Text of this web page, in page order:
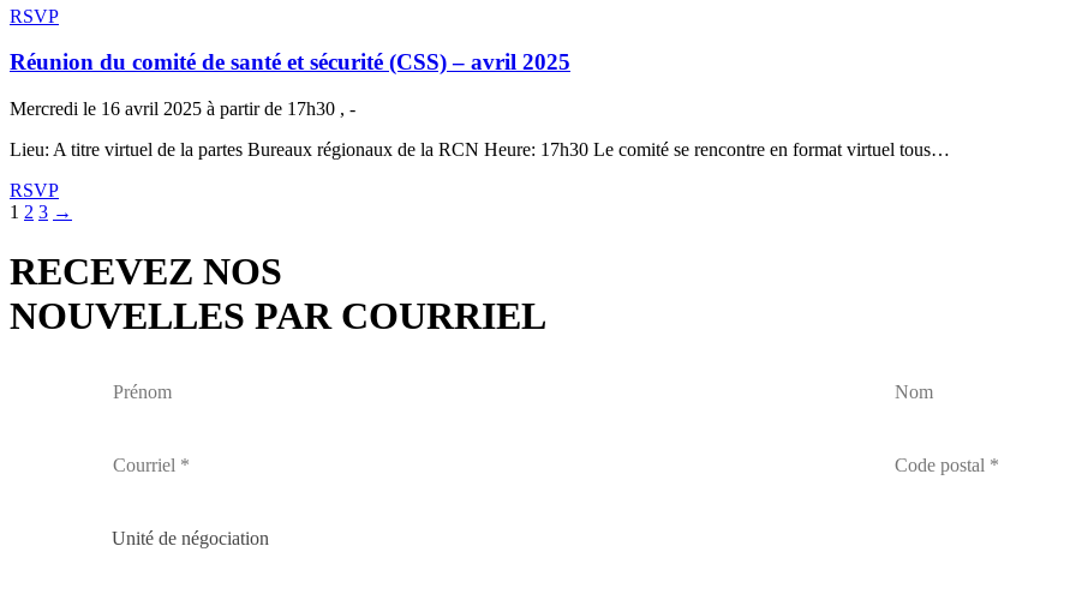
RSVP
Réunion du comité de santé et sécurité (CSS) – avril 2025
Mercredi le 16 avril 2025 à partir de 17h30 , -
Lieu: A titre virtuel de la partes Bureaux régionaux de la RCN Heure: 17h30 Le comité se rencontre en format virtuel tous…
RSVP
1 2 3 →
RECEVEZ NOS
NOUVELLES PAR COURRIEL
Unité de négociation